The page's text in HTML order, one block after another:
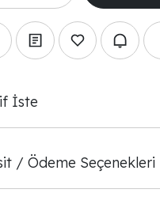
İste
/ Ödeme Seçenekleri